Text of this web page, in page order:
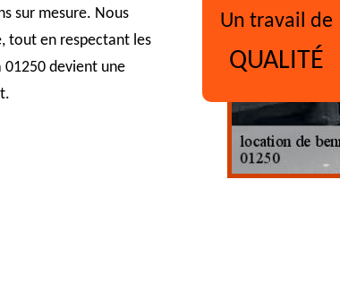
sur mesure. Nous
tout en respectant les
01250 devient une
Un travail de
QUALITÉ